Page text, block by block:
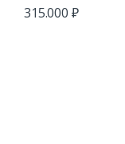
315.000 ₽